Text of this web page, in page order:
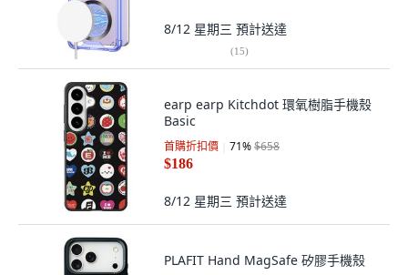
8/12 星期三 預計送達
(15)
earp earp Kitchdot 環氧樹脂手機殼
Basic
首購折扣價 71%$658
$186
8/12 星期三 預計送達
PLAFIT Hand MagSafe 矽膠手機殼